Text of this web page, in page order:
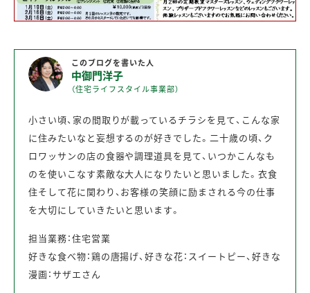
このブログを書いた人
中御門洋子
（住宅ライフスタイル事業部）
小さい頃、家の間取りが載っているチラシを見て、こんな家
に住みたいなと妄想するのが好きでした。二十歳の頃、ク
ロワッサンの店の食器や調理道具を見て、いつかこんなも
のを使いこなす素敵な大人になりたいと思いました。衣食
住そして花に関わり、お客様の笑顔に励まされる今の仕事
を大切にしていきたいと思います。
担当業務：住宅営業
好きな食べ物：鶏の唐揚げ、好きな花：スイートピー、好きな
漫画：サザエさん